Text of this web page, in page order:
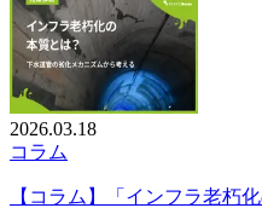
2026.03.18
コラム
【コラム】「インフラ老朽